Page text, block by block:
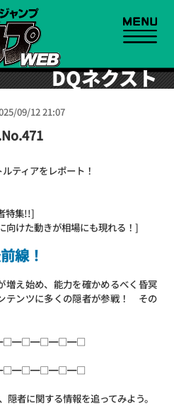
DQネクスト
09/12 21:07
ティアをレポート！
特集!!]
けた動きが相場にも現れる！]
線！
増え始め、能力を確かめるべく昏冥
テンツに多くの隠者が参戦！ その
者に関する情報を追ってみよう。